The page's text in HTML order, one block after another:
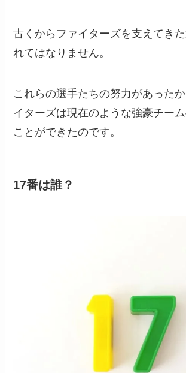
古くからファイターズを支えてき
れてはなりません。
これらの選手たちの努力があった
イターズは現在のような強豪チー
ことができたのです。
17番は誰？